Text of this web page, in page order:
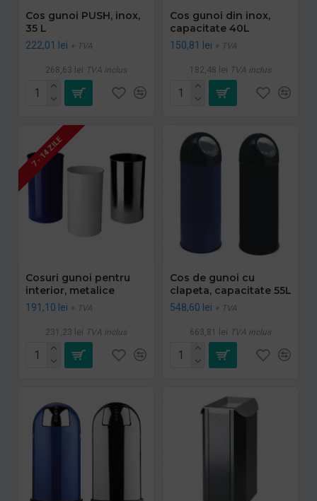
Cos gunoi PUSH, inox,
35 L
222,01 lei + TVA
268,63 lei TVA inclus
Cos gunoi din inox,
capacitate 40L
150,81 lei + TVA
182,48 lei TVA inclus
7 - 14 ZILE
Cosuri gunoi pentru
interior, metalice
191,10 lei + TVA
231,23 lei TVA inclus
Cos de gunoi cu
clapeta, capacitate 55L
548,60 lei + TVA
663,81 lei TVA inclus